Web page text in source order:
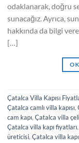
odaklanarak, doğru
sunacağız. Ayrıca,
hakkında da bilgi
[…]
Çatalca Villa Kapısı
Çatalca camlı villa kapısı,
cam kapı, Çatalca villa
Çatalca villa kapı fiyatları,
üreticisi, Çatalca villa